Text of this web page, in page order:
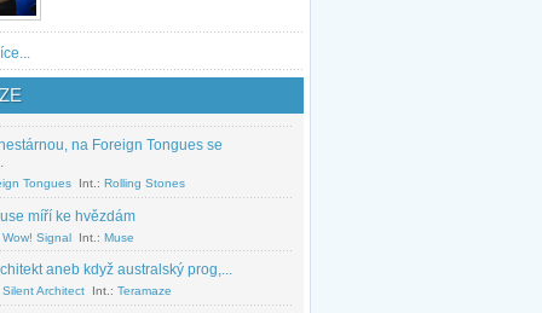
na Foreign Tongues se
Tongues Int.: Rolling Stones
míří ke hvězdám
Signal Int.: Muse
aneb když australský prog,...
Architect Int.: Teramaze